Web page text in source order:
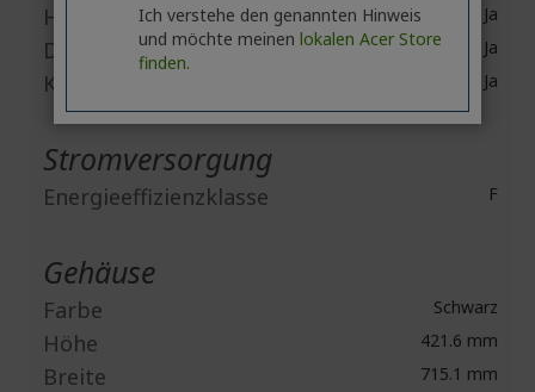
HDMI Ja
DisplayPort Ja
Kopfhörer Ja
Stromversorgung
Energieeffizienzklasse F
Gehäuse
Farbe Schwarz
Höhe 421.6 mm
Breite 715.1 mm
Ich verstehe den genannten Hinweis
und möchte meinen lokalen Acer Store
finden.